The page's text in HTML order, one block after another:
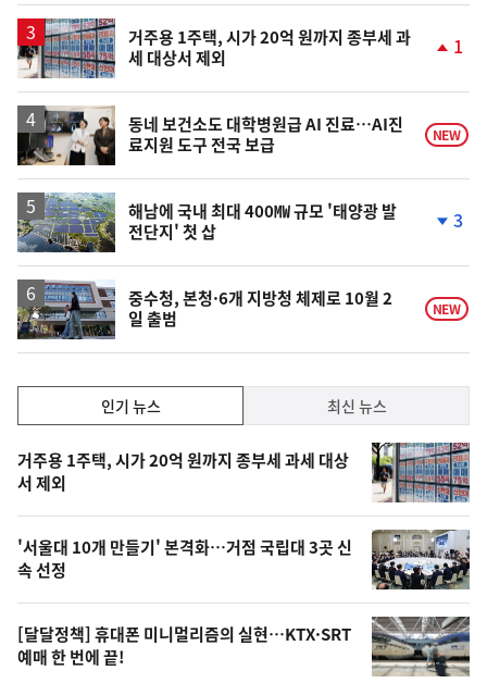
하
거주용 1주택, 시가 20억 원까지 종부세 과
세 대상서 제외
상
승
1
동네 보건소도 대학병원급 AI 진료…AI진
료지원 도구 전국 보급
NEW
해남에 국내 최대 400㎿ 규모 '태양광 발
전단지' 첫 삽
하
락
3
중수청, 본청·6개 지방청 체제로 10월 2
일 출범
NEW
기,
최
신,
오
늘
의
영
상
인기 뉴스 최신 뉴스
인
기
뉴
스
거주용 1주택, 시가 20억 원까지 종부세 과세 대상
서 제외
'서울대 10개 만들기' 본격화…거점 국립대 3곳 신
속 선정
[달달정책] 휴대폰 미니멀리즘의 실현…KTX·SRT
예매 한 번에 끝!